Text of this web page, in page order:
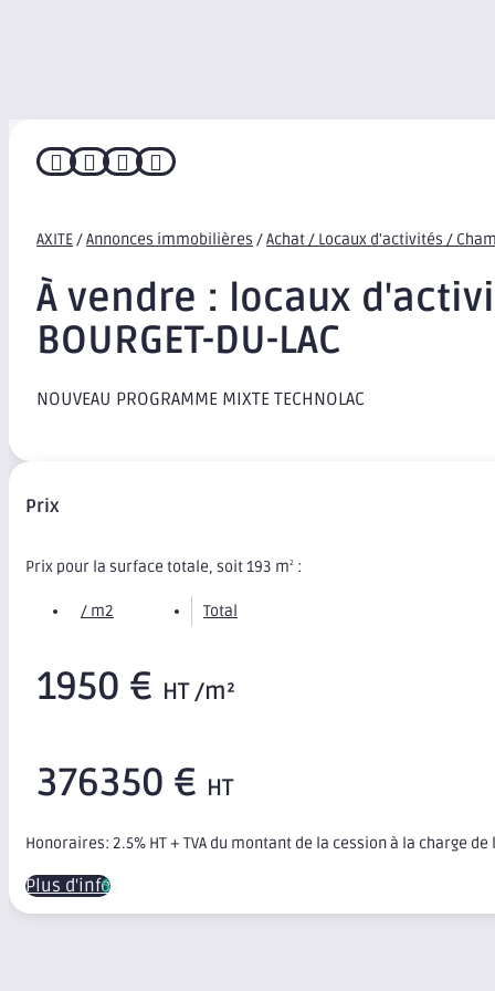
   
AXITE/Annonces immobilières /Achat / Locaux d'activités /
À vendre : locaux
BOURGET-DU-LAC
NOUVEAU PROGRAMME MIXTE TECHNOLAC
Prix
Prix pour la surface totale, soit 193 m2 :
/ m2 Total
1950 € HT /m²
376350 € HT
Honoraires: 2.5% HT + TVA du montant de la cession à la charge
Plus d'infos